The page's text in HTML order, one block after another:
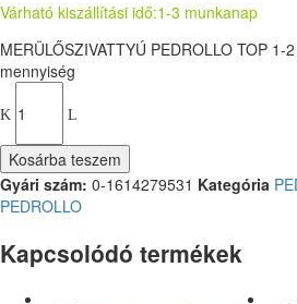
Várható kiszállítási idő:1-3 munkanap
MERÜLŐSZIVATTYÚ PEDROLLO TOP 1-
mennyiség
Kosárba teszem
Gyári szám: 0-1614279531 Kategória
PEDROLLO
Kapcsolódó termékek